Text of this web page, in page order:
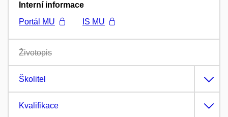
Interní informace
Portál MU
IS MU
Životopis
Školitel
Kvalifikace